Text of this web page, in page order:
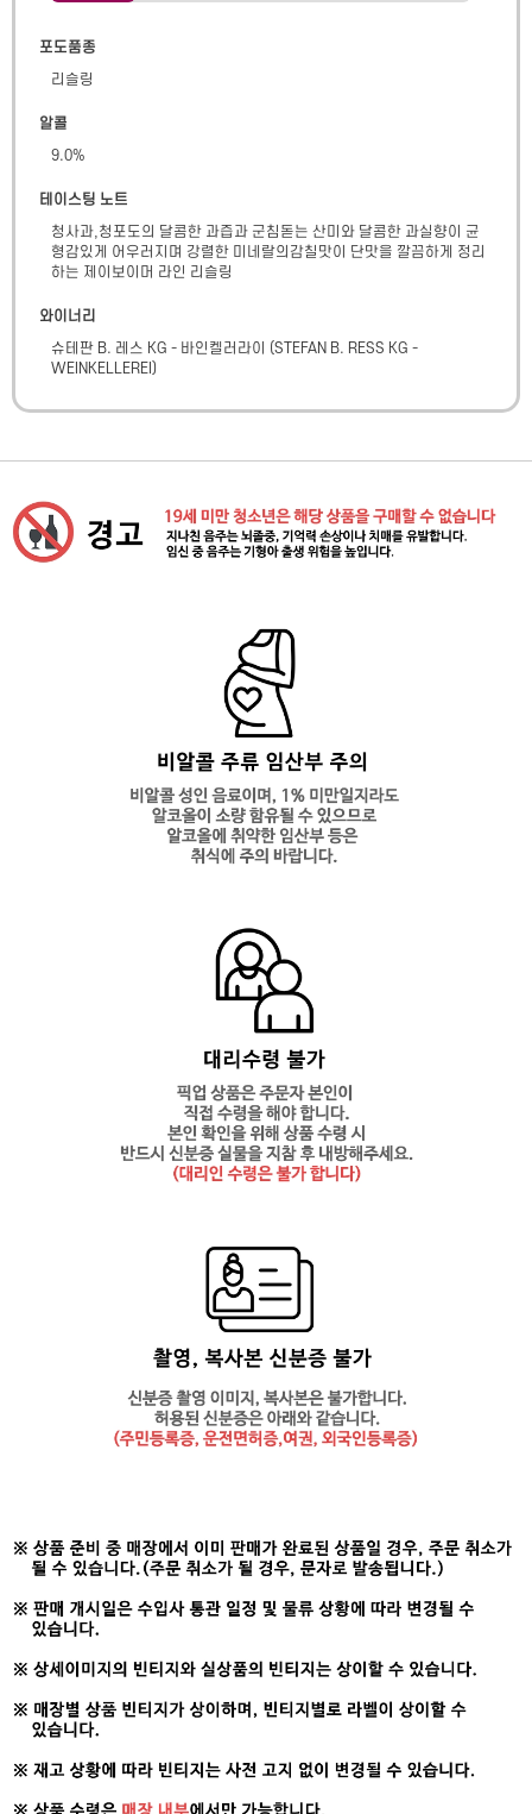
포도품종
리슬링
알콜
9.0%
테이스팅 노트
청사과,청포도의 달콤한 과즙과 군침돋는 산미와 달콤한 과실향이 균
형감있게 어우러지며 강렬한 미네랄의감칠맛이 단맛을 깔끔하게 정리
하는 제이보이머 라인 리슬링
와이너리
슈테판 B. 레스 KG - 바인켈러라이
(STEFAN B. RESS KG -
WEINKELLEREI )